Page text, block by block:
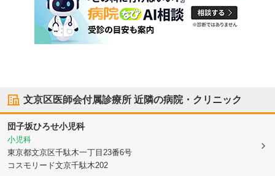
文京区医師会付属診療所 近隣の病院・クリニック
団子坂ひろせ小児科
小児科
東京都文京区千駄木一丁目23番6号
コスモリード文京千駄木202